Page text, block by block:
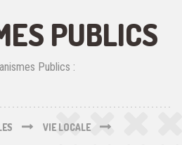
PUBLICS
Publics :
VIE LOCALE